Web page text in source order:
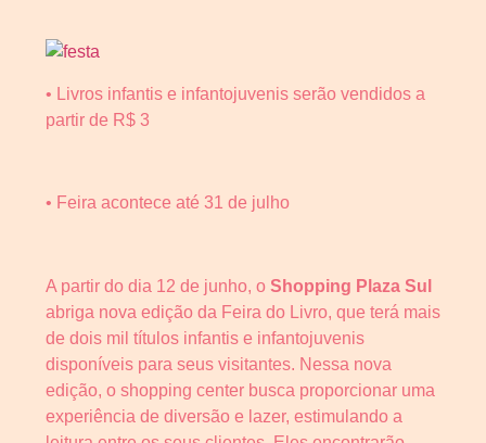
• Livros infantis e infantojuvenis serão vendidos a
partir de R$ 3
• Feira acontece até 31 de julho
A partir do dia 12 de junho, o Shopping Plaza Sul
abriga nova edição da Feira do Livro, que terá mais
de dois mil títulos infantis e infantojuvenis
disponíveis para seus visitantes. Nessa nova
edição, o shopping center busca proporcionar uma
experiência de diversão e lazer, estimulando a